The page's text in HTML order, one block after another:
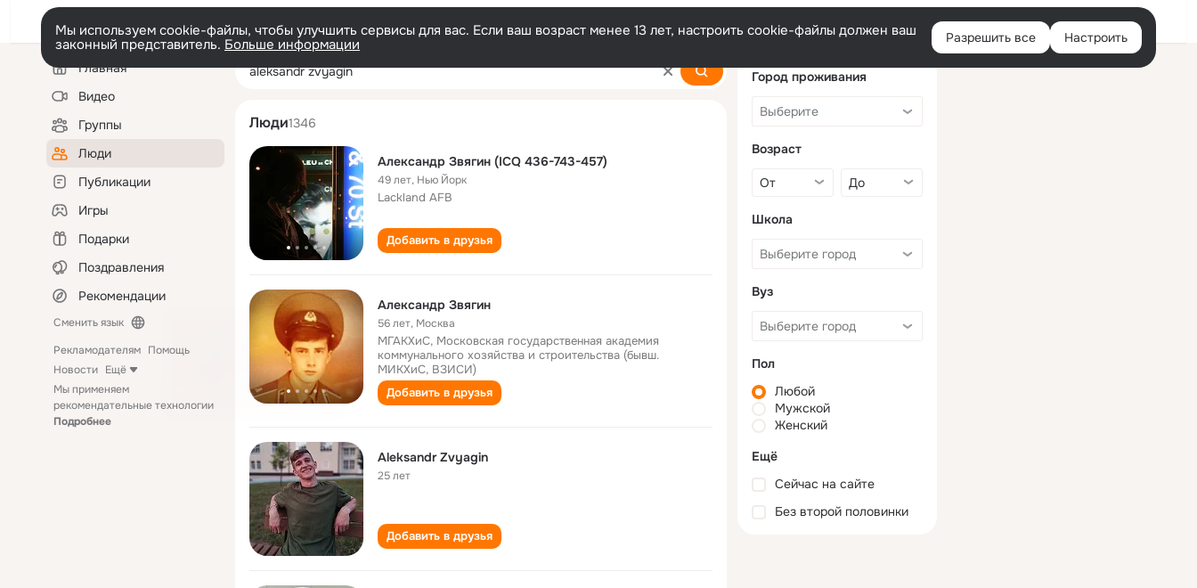
Войти
Мы используем cookie-файлы, чтобы улучшить сервисы для вас. Если ваш возраст менее 13 лет, настроить cookie-файлы должен ваш
законный представитель. Больше информации Разрешить все Настроить
Левая
колонкаГлавная
Видео
Группы
Люди
Публикации
Игры
Подарки
Поздравления
Рекомендации
Сменить язык
Рекламодателям Помощь
Новости Ещё
Мы применяем
рекомендательные технологии
Подробнее
aleksandr zvyagin
Люди1346
Александр Звягин (ICQ 436-743-457)
49 лет, Нью Йорк
Lackland AFB
Добавить в друзья
Александр Звягин
56 лет, Москва
МГАКХиС, Московская государственная академия
коммунального хозяйства и строительства (бывш.
МИКХиС, ВЗИСИ)
Добавить в друзья
Aleksandr Zvyagin
25 лет
Добавить в друзья
Город проживания
Возраст
Школа
Вуз
Пол
Любой
Мужской
Женский
Ещё
Сейчас на сайте
Без второй половинки